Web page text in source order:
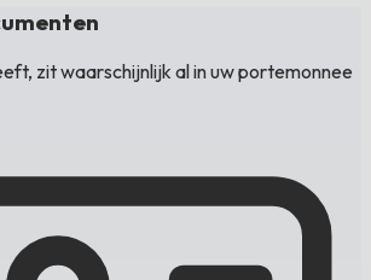
zit waarschijnlijk al in uw portemonnee